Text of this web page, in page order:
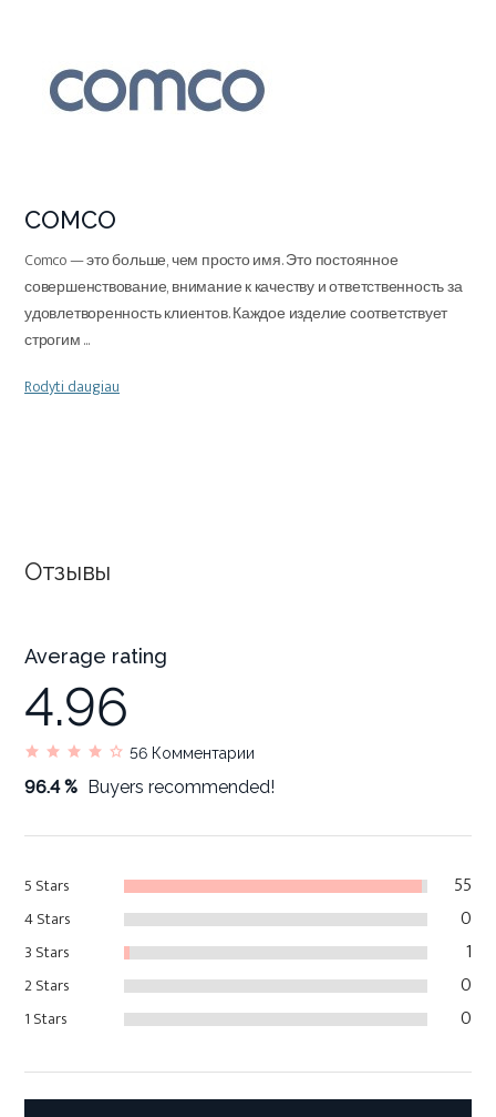
COMCO
Comco — это больше, чем просто имя. Это постоянное
совершенствование, внимание к качеству и ответственность за
удовлетворенность клиентов. Каждое изделие соответствует
строгим...
Rodyti daugiau
Отзывы
5 Stars 55
4 Stars 0
3 Stars 1
2 Stars 0
1 Stars 0
Average rating
4.96
56 Комментарии
96.4 % Buyers recommended!